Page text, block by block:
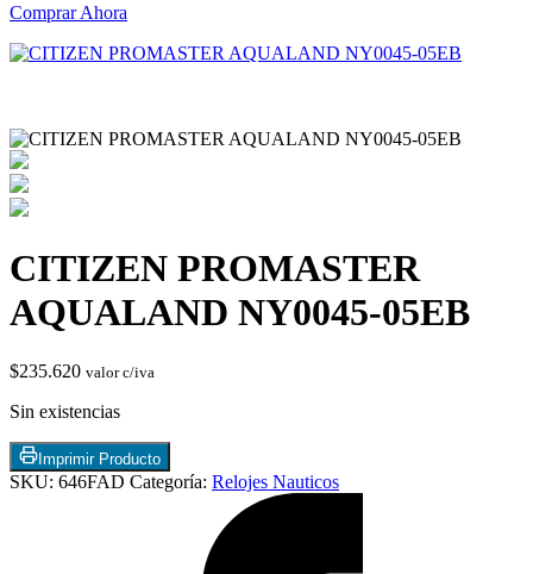
Chimeneas de Troncos
Comprar Ahora
CITIZEN PROMASTER
AQUALAND NY0045-05EB
$235.620 valor c/iva
Sin existencias
Imprimir Producto
SKU: 646FAD Categoría: Relojes Nauticos